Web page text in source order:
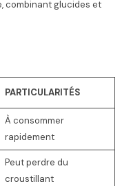
combinant glucides et
PARTICULARITÉS
À consommer
rapidement
Peut perdre du
croustillant